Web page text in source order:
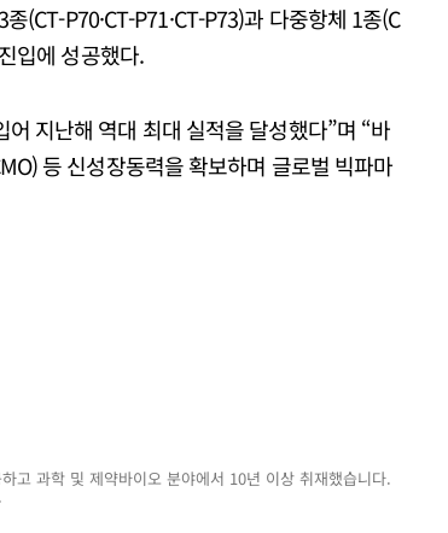
(CT-P70·CT-P71·CT-P73)과 다중항체 1종(C
입에 성공했다.
지난해 역대 최대 실적을 달성했다”며 “바
등 신성장동력을 확보하며 글로벌 빅파마
고 과학 및 제약바이오 분야에서 10년 이상 취재했습니다.